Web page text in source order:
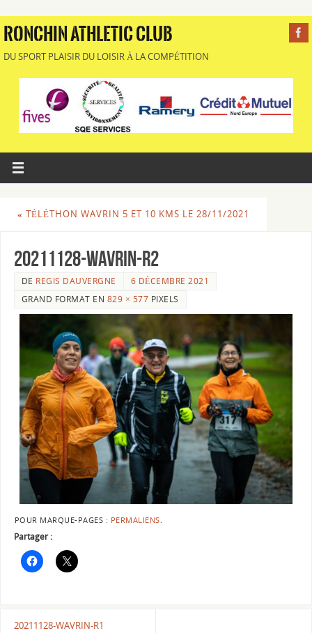
RONCHIN ATHLETIC CLUB
DU SPORT PLAISIR DU LOISIR À LA COMPÉTITION
« TÉLÉTHON WAVRIN 5 ET 10 KMS LE 28/11/2021
20211128-WAVRIN-R2
DE REGIS DAUVERGNE
6 DÉCEMBRE 2021
GRAND FORMAT EN 829 × 577 PIXELS
POUR MARQUE-PAGES : PERMALIENS.
Partager :
20211128-WAVRIN-R1